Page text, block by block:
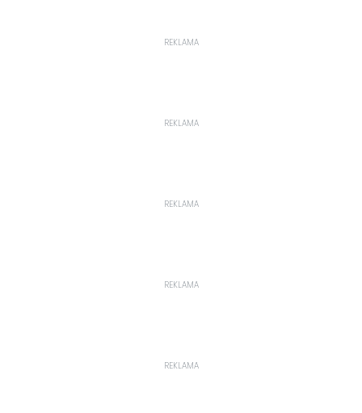
REKLAMA
REKLAMA
REKLAMA
REKLAMA
REKLAMA